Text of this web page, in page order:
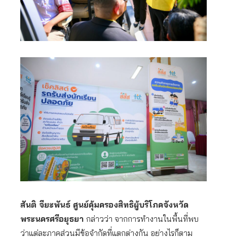
สันติ จียะพันธ์ ศูนย์คุ้มครองสิทธิผู้บริโภคจังหวัด
พระนครศรีอยุธยา กล่าวว่า จากการทำงานในพื้นที่พบ
ว่าแต่ละภาคส่วนมีข้อจำกัดที่แตกต่างกัน อย่างไรก็ตาม